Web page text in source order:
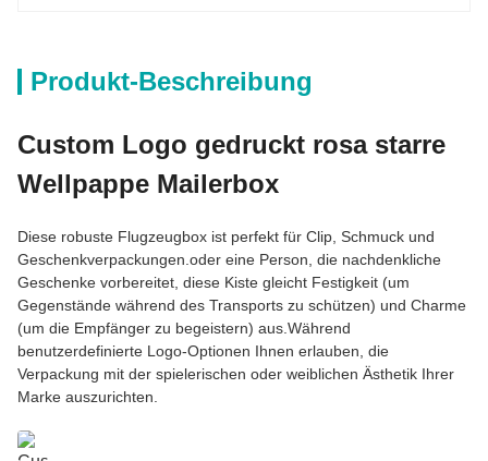
Produkt-Beschreibung
Custom Logo gedruckt rosa starre
Wellpappe Mailerbox
Diese robuste Flugzeugbox ist perfekt für Clip, Schmuck und
Geschenkverpackungen.oder eine Person, die nachdenkliche
Geschenke vorbereitet, diese Kiste gleicht Festigkeit (um
Gegenstände während des Transports zu schützen) und Charme
(um die Empfänger zu begeistern) aus.Während
benutzerdefinierte Logo-Optionen Ihnen erlauben, die
Verpackung mit der spielerischen oder weiblichen Ästhetik Ihrer
Marke auszurichten.